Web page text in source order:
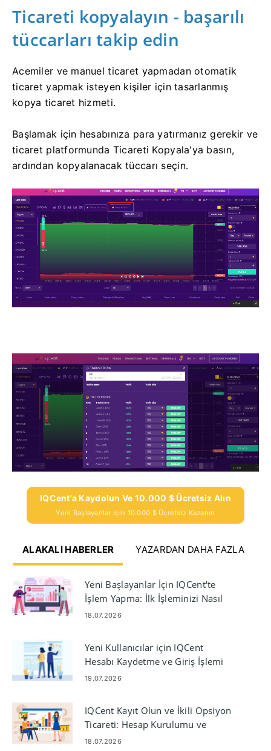
Ticareti kopyalayın - başarılı
tüccarları takip edin
Acemiler ve manuel ticaret yapmadan otomatik
ticaret yapmak isteyen kişiler için tasarlanmış
kopya ticaret hizmeti.
Başlamak için hesabınıza para yatırmanız gerekir ve
ticaret platformunda Ticareti Kopyala'ya basın,
ardından kopyalanacak tüccarı seçin.
IQCent'a Kaydolun Ve 10.000 $ Ücretsiz Alın
Yeni Başlayanlar Için 10.000 $ Ücretsiz Kazanın
ALAKALI HABERLER YAZARDAN DAHA FAZLA
Yeni Başlayanlar İçin IQCent'te
İşlem Yapma: İlk İşleminizi Nasıl
Yapabilirsiniz?
18.07.2026
Yeni Kullanıcılar için IQCent
Hesabı Kaydetme ve Giriş İşlemi
19.07.2026
IQCent Kayıt Olun ve İkili Opsiyon
Ticareti: Hesap Kurulumu ve
Ticareti
18.07.2026